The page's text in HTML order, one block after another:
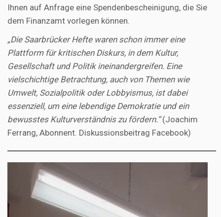
Ihnen auf Anfrage eine Spendenbescheinigung, die Sie
dem Finanzamt vorlegen können.
„Die Saarbrücker Hefte waren schon immer eine
Plattform für kritischen Diskurs, in dem Kultur,
Gesellschaft und Politik ineinandergreifen. Eine
vielschichtige Betrachtung, auch von Themen wie
Umwelt, Sozialpolitik oder Lobbyismus, ist dabei
essenziell, um eine lebendige Demokratie und ein
bewusstes Kulturverständnis zu fördern.“(Joachim
Ferrang, Abonnent. Diskussionsbeitrag Facebook)